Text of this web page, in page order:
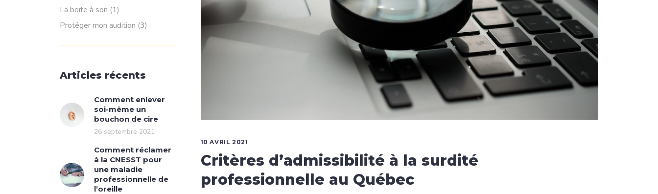
10 AVRIL 2021
Critères d’admissibilité à la surdité
professionnelle au Québec
La boite à son (1)
Protéger mon audition (3)
Articles récents
Comment enlever
soi-même un
bouchon de cire
26 septembre 2021
Comment réclamer
à la CNESST pour
une maladie
professionnelle de
l’oreille